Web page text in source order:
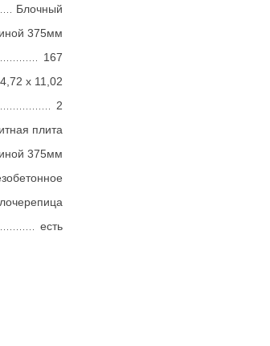
Блочный
375мм
167
х 11,02
2
плита
375мм
есть